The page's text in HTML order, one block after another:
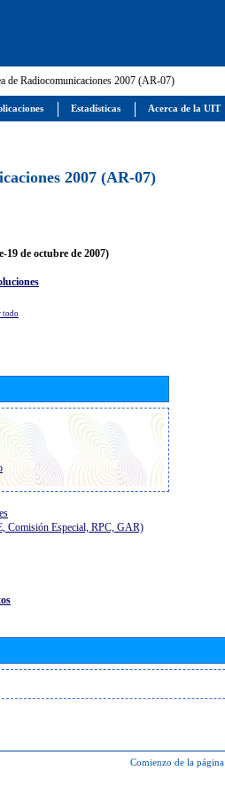
de Radiocomunicaciones 2007 (AR-07)
2007 (AR-07)
19 de octubre de 2007)
todo
Comisión Especial, RPC, GAR)
Comienzo de la página
Estadísticas Acerca de la UIT